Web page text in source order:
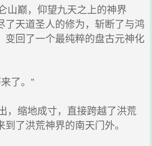
山巅，仰望九天之上的神界
了天道圣人的修为，斩断了与鸿
变回了一个最纯粹的盘古元神化
了。”
，缩地成寸，直接跨越了洪荒
了洪荒神界的南天门外。